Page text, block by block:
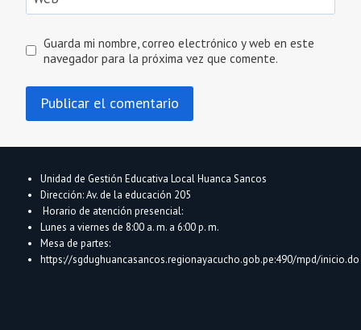
Guarda mi nombre, correo electrónico y web en este
navegador para la próxima vez que comente.
Unidad de Gestión Educativa Local Huanca Sancos
Dirección: Av. de la educación 205
Horario de atención presencial:
Lunes a viernes de 8:00 a. m. a 6:00 p. m.
Mesa de partes:
https://sgdughuancasancos.regionayacucho.gob.pe:490/mpd/inicio.do